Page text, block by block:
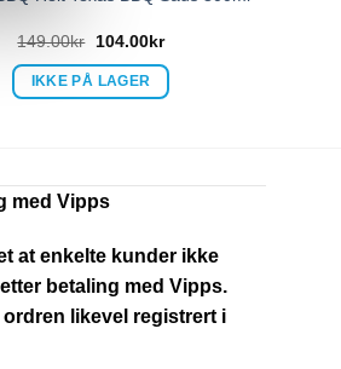
149.00kr 104.00kr
IKKE PÅ LAGER
med Vipps
at enkelte kunder ikke
betaling med Vipps.
ordren likevel registrert i